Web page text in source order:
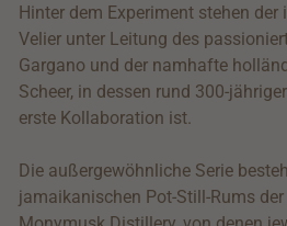
Hinter dem Experiment stehen
Velier unter Leitung des
Gargano und der namhafte
Scheer, in dessen rund 300-
erste Kollaboration ist.
Die außergewöhnliche Serie
jamaikanischen Pot-Still-Rums